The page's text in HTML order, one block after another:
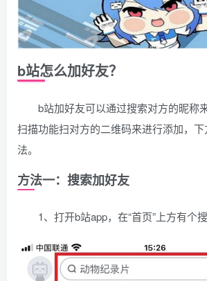
b站怎么加好友？
b站加好友可以通过搜索对方的昵称
扫描功能扫对方的二维码来进行添加，
法。
方法一：搜索加好友
1、打开b站app，在“首页”上方有个